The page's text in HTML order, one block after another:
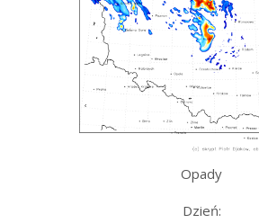
Opady
Dzień: